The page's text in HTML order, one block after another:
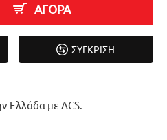
ΑΓΟΡΑ
ΣΎΓΚΡΙΣΗ
Ελλάδα με ACS.